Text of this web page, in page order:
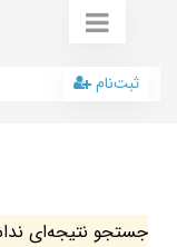
ثبت‌نام
جستجو نتیجه‌ای